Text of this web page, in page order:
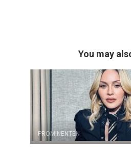
You may
PROMINENTEN